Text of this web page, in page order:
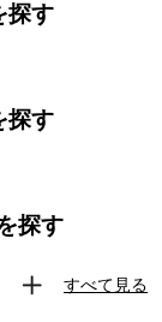
探す
探す
探す
すべて見る